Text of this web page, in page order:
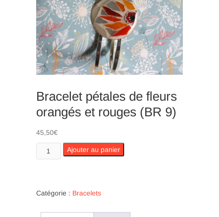
Bracelet pétales de fleurs
orangés et rouges (BR 9)
45,50€
quantité
de
de
orangés
Ajouter au panier
Catégorie : Bracelets